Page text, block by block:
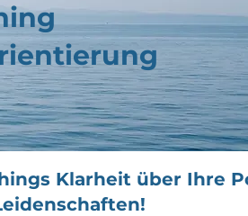
Klarheit über Ihre